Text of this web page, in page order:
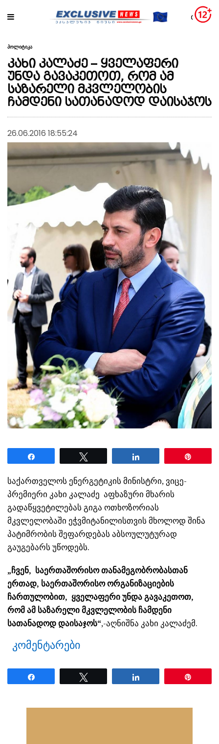
პოლიტიკა
კახი კალაძე – ყველაფერი
უნდა გავაკეთოთ, რომ ამ
საზარელი მკვლელობის
ჩამდენი სათანადოდ დაისაჯოს
26.06.2016 18:55:24
საქართველოს ენერგეტიკის მინისტრი, ვიცე-
პრემიერი კახი კალაძე აფხაზური მხარის
გადაწყვეტილებას გიგა ოთხოზორიას
მკვლელობაში ეჭვმიტანილისთვის მხოლოდ შინა
პატიმრობის შეფარდებას აბსოულუტურად
გაუგებარს უწოდებს.
„ჩვენ, საერთაშორისო თანამეგობრობასთან
ერთად, საერთაშორისო ორგანიზაციების
ჩართულობით, ყველაფერი უნდა გავაკეთოთ,
რომ ამ საზარელი მკვლელობის ჩამდენი
სათანადოდ დაისაჯოს“,-აღნიშნა კახი კალაძემ.
კომენტარები